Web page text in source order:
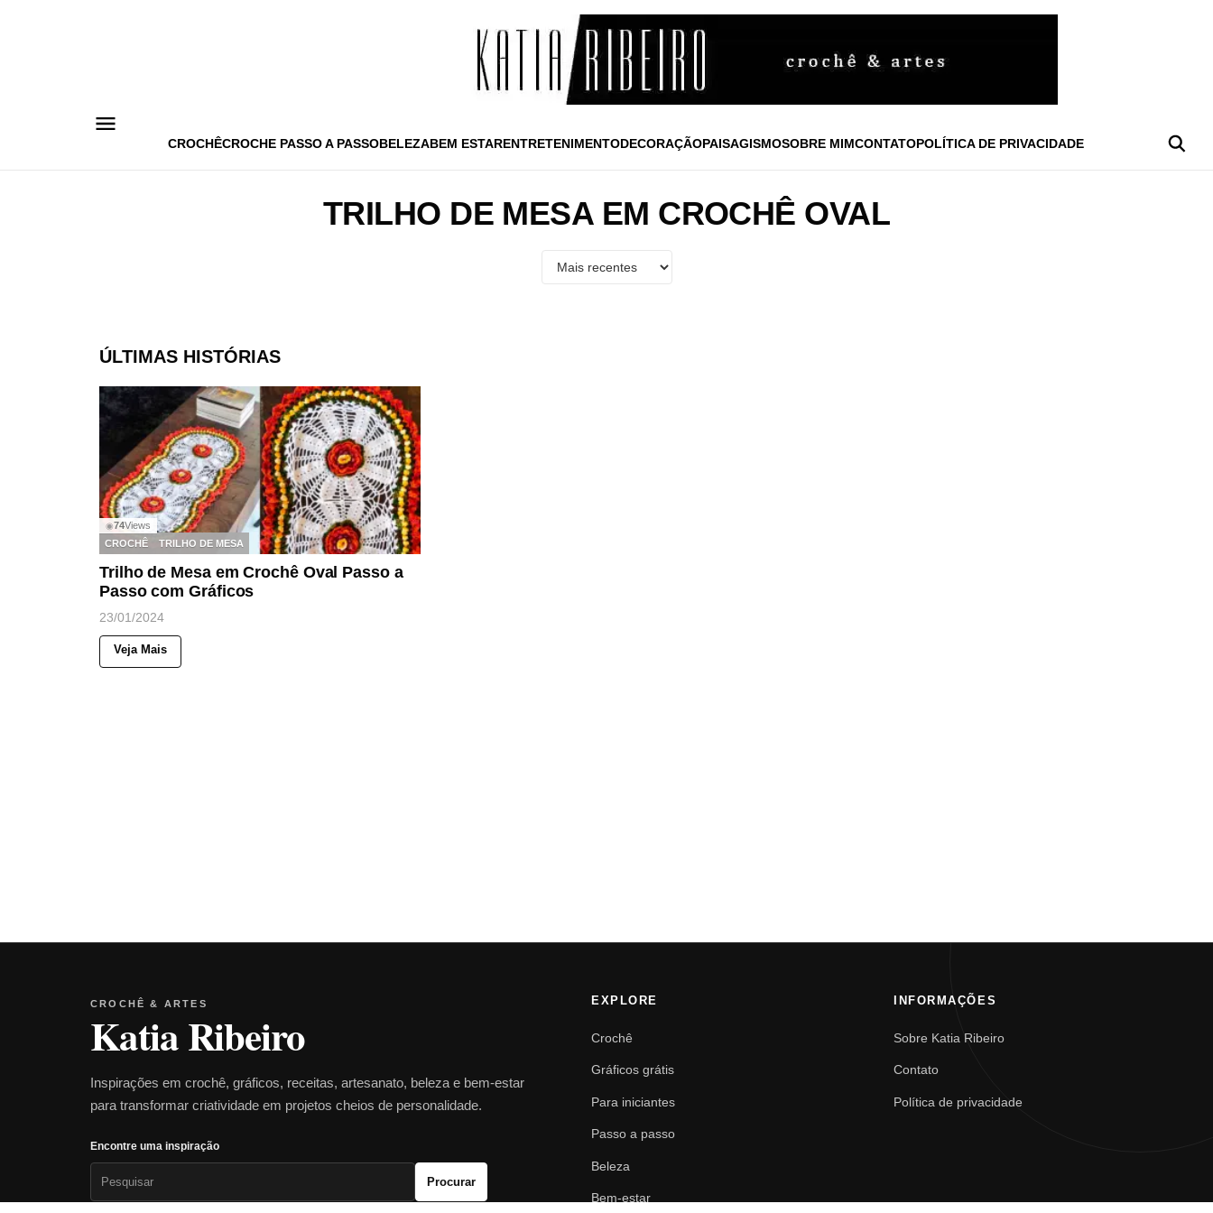
CROCHÊCROCHE PASSO A PASSOBELEZABEM ESTARENTRETENIMENTODECORAÇÃOPAISAGISMOSOBRE MIMCONTATOPOLÍTICA DE PRIVACIDADE
TRILHO DE MESA EM CROCHÊ OVAL
ÚLTIMAS HISTÓRIAS
◉74Views
CROCHÊ
TRILHO DE MESA
Trilho de Mesa em Crochê Oval Passo a
Passo com Gráficos
23/01/2024
Veja Mais
CROCHÊ & ARTES
Katia Ribeiro
Inspirações em crochê, gráficos, receitas, artesanato, beleza e bem-estar
para transformar criatividade em projetos cheios de personalidade.
Encontre uma inspiração
Procurar
EXPLORE
Crochê
Gráficos grátis
Para iniciantes
Passo a passo
Beleza
Bem-estar
INFORMAÇÕES
Sobre Katia Ribeiro
Contato
Política de privacidade